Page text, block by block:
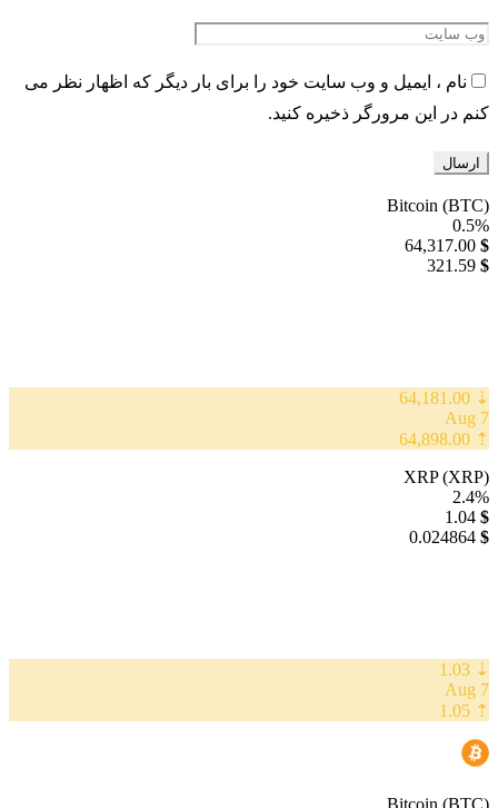
نام ، ایمیل و وب سایت خود را برای بار دیگر که اظهار نظر می
کنم در این مرورگر ذخیره کنید.
Bitcoin (BTC)
0.5%
$
64,317.00
$
321.59
⇣ 64,181.00
7 Aug
⇡ 64,898.00
XRP (XRP)
2.4%
$
1.04
$
0.024864
⇣ 1.03
7 Aug
⇡ 1.05
Bitcoin (BTC)